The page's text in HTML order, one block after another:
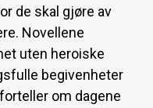
de skal gjøre av
Novellene
uten heroiske
begivenheter
om dagene